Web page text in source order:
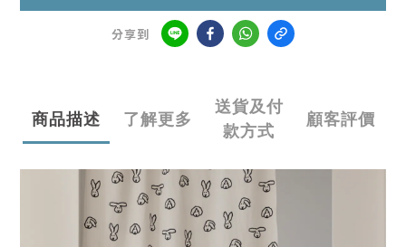
分享到
商品描述 了解更多
送貨及付
款方式
顧客評價